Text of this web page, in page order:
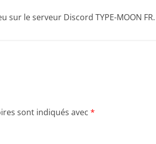
le serveur Discord TYPE-MOON FR.
sont indiqués avec *